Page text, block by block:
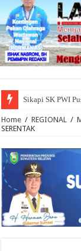
Sikapi SK PWI
Home / REGIONAL /
SERENTAK